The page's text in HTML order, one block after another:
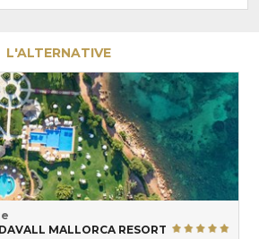
L'ALTERNATIVE
MALLORCA RESORT